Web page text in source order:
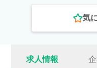
気
求人情報